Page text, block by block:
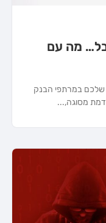
מה עם
שלכם במרתפי הבנק
מסוגה,